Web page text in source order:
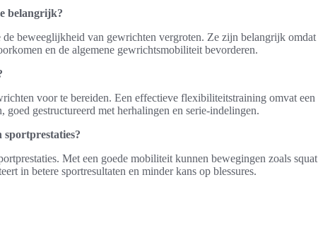
belangrijk?
beweeglijkheid van gewrichten vergroten. Ze zijn belangrijk omdat
en de algemene gewrichtsmobiliteit bevorderen.
voor te bereiden. Een effectieve flexibiliteitstraining omvat een
gestructureerd met herhalingen en serie-indelingen.
sportprestaties?
Met een goede mobiliteit kunnen bewegingen zoals squat
in betere sportresultaten en minder kans op blessures.